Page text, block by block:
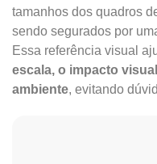
tamanhos dos quadros
sendo segurados por
Essa referência visual
escala, o impacto
ambiente, evitando